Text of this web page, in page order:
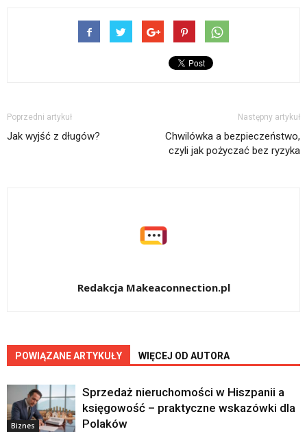
Poprzedni artykuł
Jak wyjść z długów?
Następny artykuł
Chwilówka a bezpieczeństwo,
czyli jak pożyczać bez ryzyka
Redakcja Makeaconnection.pl
POWIĄZANE ARTYKUŁY WIĘCEJ OD AUTORA
Biznes
Sprzedaż nieruchomości w Hiszpanii a
księgowość – praktyczne wskazówki dla
Polaków